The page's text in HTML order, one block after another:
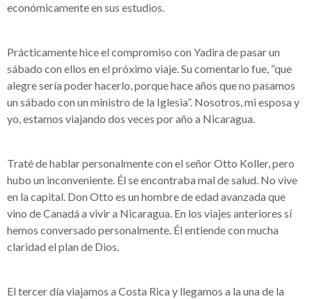
económicamente en sus estudios.
Prácticamente hice el compromiso con Yadira de pasar un
sábado con ellos en el próximo viaje. Su comentario fue, “que
alegre sería poder hacerlo, porque hace años que no pasamos
un sábado con un ministro de la Iglesia”. Nosotros, mi esposa y
yo, estamos viajando dos veces por año a Nicaragua.
Traté de hablar personalmente con el señor Otto Koller, pero
hubo un inconveniente. Él se encontraba mal de salud. No vive
en la capital. Don Otto es un hombre de edad avanzada que
vino de Canadá a vivir a Nicaragua. En los viajes anteriores sí
hemos conversado personalmente. Él entiende con mucha
claridad el plan de Dios.
El tercer día viajamos a Costa Rica y llegamos a la una de la